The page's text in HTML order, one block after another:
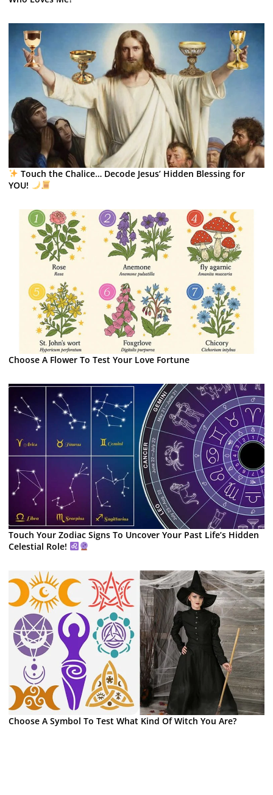
Touch the Chalice… Decode Jesus’ Hidden Blessing for
YOU!
Choose A Flower To Test Your Love Fortune
Touch Your Zodiac Signs To Uncover Your Past Life’s Hidden
Celestial Role!
Choose A Symbol To Test What Kind Of Witch You Are?